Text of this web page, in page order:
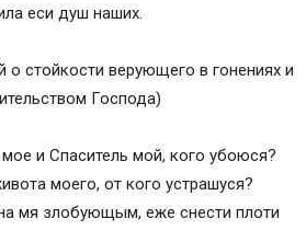
еси душ наших.
о стойкости верующего в гонениях и
Господа)
и Спаситель мой, кого убоюся?
моего, от кого устрашуся?
мя злобующым, еже снести плоти